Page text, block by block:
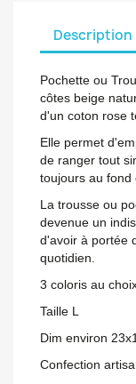
Description
Pochette ou
côtes beige
d'un coton rose
Elle permet
de ranger tout
toujours au fond
La trousse ou
devenue un
d'avoir à portée
quotidien.
3 coloris au
Taille L
Dim environ
Confection